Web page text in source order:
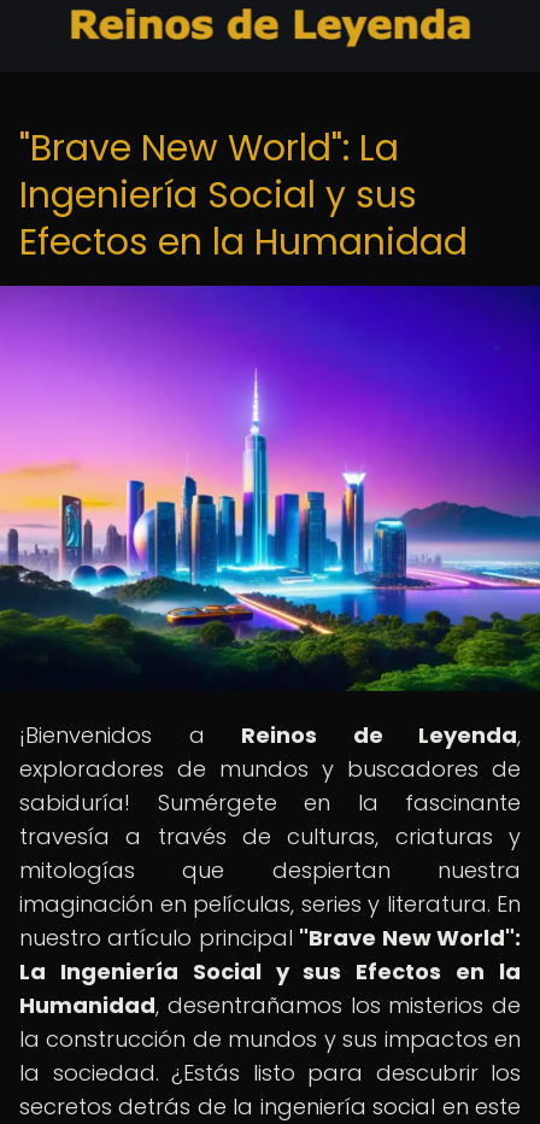
"Brave New World": La
Ingeniería Social y sus
Efectos en la Humanidad
¡Bienvenidos a Reinos de Leyenda,
exploradores de mundos y buscadores de
sabiduría! Sumérgete en la fascinante
travesía a través de culturas, criaturas y
mitologías que despiertan nuestra
imaginación en películas, series y literatura. En
nuestro artículo principal "Brave New World":
La Ingeniería Social y sus Efectos en la
Humanidad, desentrañamos los misterios de
la construcción de mundos y sus impactos en
la sociedad. ¿Estás listo para descubrir los
secretos detrás de la ingeniería social en este